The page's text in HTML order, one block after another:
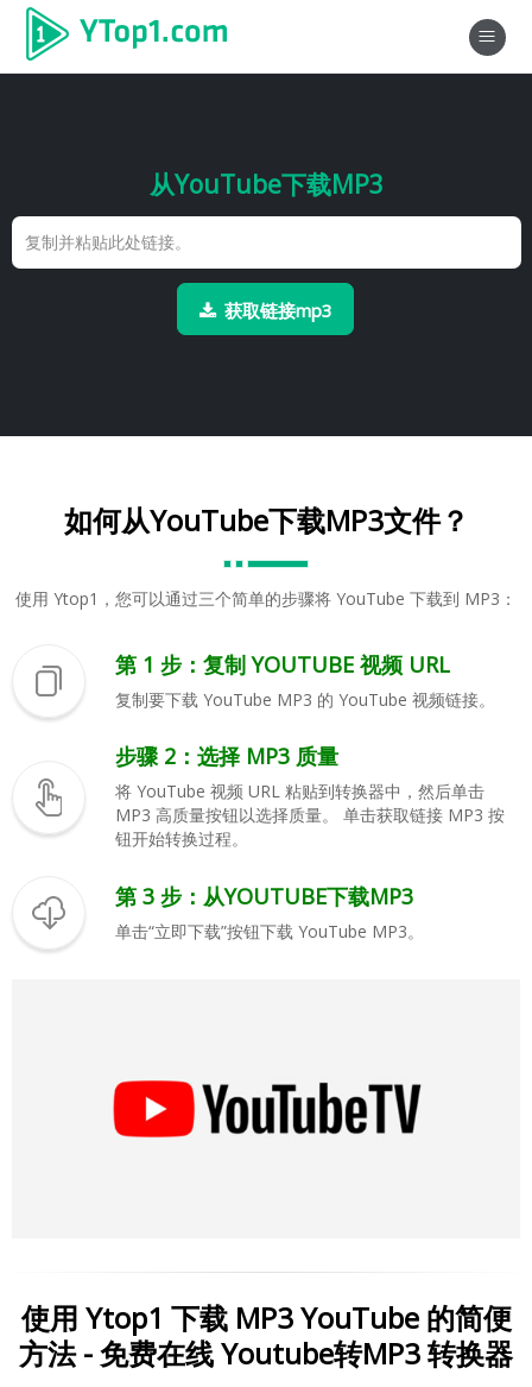
从YouTube下载MP3
获取链接mp3
如何从YouTube下载MP3文件？
使用 Ytop1，您可以通过三个简单的步骤将 YouTube 下载到 MP3：
第 1 步：复制 YOUTUBE 视频 URL
复制要下载 YouTube MP3 的 YouTube 视频链接。
步骤 2：选择 MP3 质量
将 YouTube 视频 URL 粘贴到转换器中，然后单击
MP3 高质量按钮以选择质量。 单击获取链接 MP3 按
钮开始转换过程。
第 3 步：从YOUTUBE下载MP3
单击“立即下载”按钮下载 YouTube MP3。
使用 Ytop1 下载 MP3 YouTube 的简便
方法 - 免费在线 Youtube转MP3 转换器